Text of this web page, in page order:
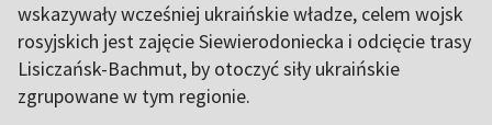
wskazywały wcześniej ukraińskie władze, celem wojsk
rosyjskich jest zajęcie Siewierodoniecka i odcięcie trasy
Lisiczańsk-Bachmut, by otoczyć siły ukraińskie
zgrupowane w tym regionie.